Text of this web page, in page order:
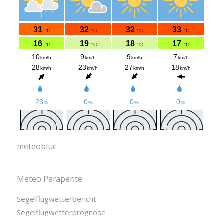
meteoblue
Meteo Parapente
Segelflugwetterbericht
Segelflugwetterprognose